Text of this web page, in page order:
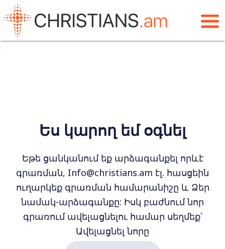
Ես կարող եմ օգնել
Եթե ցանկանում եք արձագանքել որևէ
գրառման, Info@christians.am էլ. հասցեին
ուղարկեք գրառման համարանիշը և Ձեր
նամակ-արձագանքը: Իսկ բաժնում նոր
գրառում ավելացնելու համար սեղմեք՝
Ավելացնել նորը